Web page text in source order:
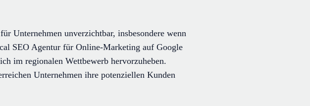
Unternehmen unverzichtbar, insbesondere wenn
SEO Agentur für Online-Marketing auf Google
im regionalen Wettbewerb hervorzuheben.
Unternehmen ihre potenziellen Kunden